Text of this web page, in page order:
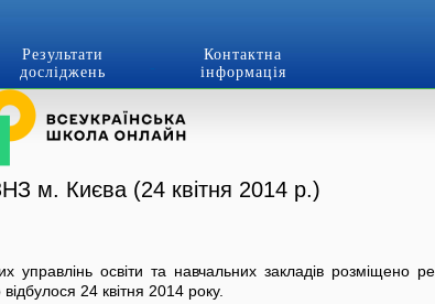
Результати
досліджень
Контактна
інформація
м. Києва (24 квітня 2014 р.)
освіти та навчальних закладів розміщено
24 квітня 2014 року.